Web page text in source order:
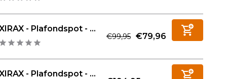
- Plafondspot - ...
€99,95 €79,96
- Plafondspot - ...